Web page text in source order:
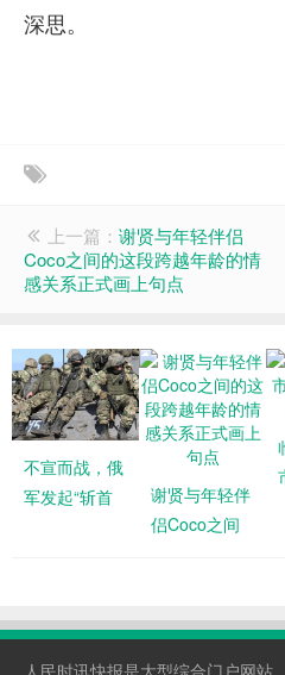
深思。
上一篇： 谢贤与年轻伴侣
Coco之间的这段跨越年龄的情
感关系正式画上句点
不宣而战，俄
军发起“斩首
谢贤与年轻伴
侣Coco之间
人民时讯快报是大型综合门户网站